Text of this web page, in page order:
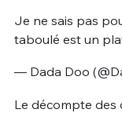
Je ne sais pas
taboulé est un
— Dada Doo
Le décompte des